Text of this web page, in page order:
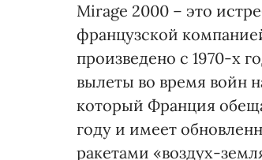
Mirage 2000 – это
французской
произведено с 1970-х
вылеты во время войн
который Франция
году и имеет
ракетами «воздух-